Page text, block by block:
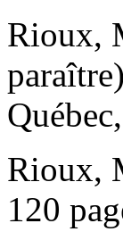
Rioux,
Rioux,
120